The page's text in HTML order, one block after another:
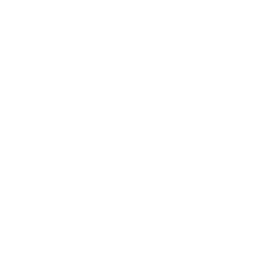
Netzwerk Teilchenwelt, QUARKS und der